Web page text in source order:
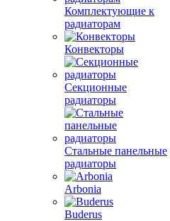
Комплектующие к
радиаторам
Конвекторы
Секционные
радиаторы
Стальные панельные
радиаторы
Arbonia
Buderus